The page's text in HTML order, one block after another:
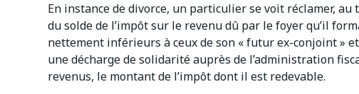
En instance de divorce, un particulier se voit réclamer,
du solde de l’impôt sur le revenu dû par le foyer qu’il
nettement inférieurs à ceux de son « futur ex-conjoint »
une décharge de solidarité auprès de l’administration
revenus, le montant de l’impôt dont il est redevable.